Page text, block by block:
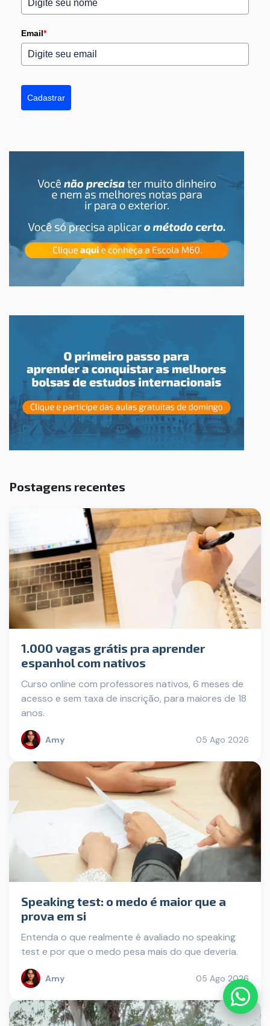
Email*
Cadastrar
Postagens recentes
1.000 vagas grátis pra aprender
espanhol com nativos
Curso online com professores nativos, 6 meses de
acesso e sem taxa de inscrição, para maiores de 18
anos.
Amy 05 Ago 2026
Speaking test: o medo é maior que a
prova em si
Entenda o que realmente é avaliado no speaking
test e por que o medo pesa mais do que deveria.
Amy 05 Ago 2026